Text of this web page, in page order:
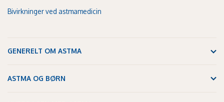
Bivirkninger ved astmamedicin
GENERELT OM ASTMA
ASTMA OG BØRN